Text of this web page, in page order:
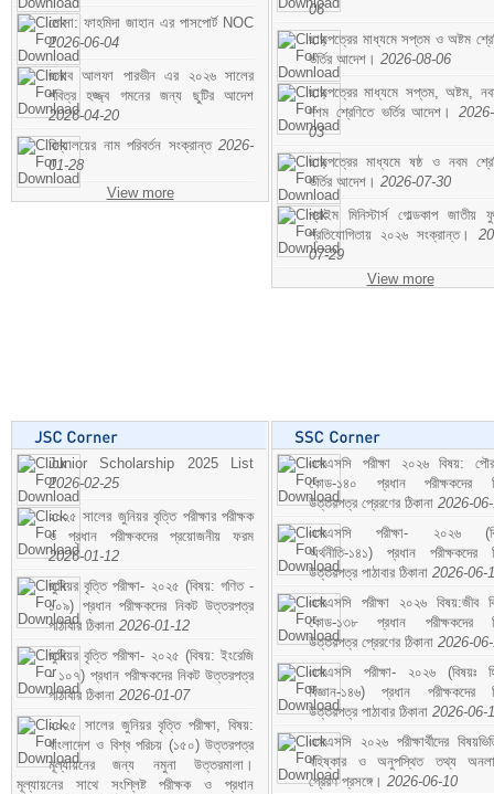
মোসা: ফাহমিদা জাহান এর পাসপোর্ট NOC
2026-06-04
জনাব আলফা পারভীন এর ২০২৬ সালের
পবিত্র হজ্জ্ব গমনের জন্য ছুটির আদেশ
2026-04-20
বিদ্যালয়ের নাম পরিবর্তন সংক্রান্ত 2026-
01-28
View more
06
ছাড়পত্রের মাধ্যমে সপ্তম ও অষ্টম
ভর্তির আদেশ। 2026-08-06
ছাড়পত্রের মাধ্যমে সপ্তম, অষ্টম,
দশম শ্রেণিতে ভর্তির আদেশ।
03
ছাড়পত্রের মাধ্যমে ষষ্ঠ ও নবম
ভর্তির আদেশ। 2026-07-30
প্রাইম মিনিস্টার্স গোল্ডকাপ জাতীয়
প্রতিযোগিতায় ২০২৬ সংক্রান্ত।
07-29
View more
Junior Scholarship 2025 List
2026-02-25
২০২৫ সালের জুনিয়র বৃত্তি পরীক্ষার পরীক্ষক
ও প্রধান পরীক্ষকদের প্রয়োজনীয় ফরম
2026-01-12
জুনিয়র বৃত্তি পরীক্ষা- ২০২৫ (বিষয়: গণিত -
১০৯) প্রধান পরীক্ষকদের নিকট উত্তরপত্র
পাঠাবার ঠিকানা 2026-01-12
জুনিয়র বৃত্তি পরীক্ষা- ২০২৫ (বিষয়: ইংরেজি
- ১০৭) প্রধান পরীক্ষকদের নিকট উত্তরপত্র
পাঠাবার ঠিকানা 2026-01-07
২০২৫ সালের জুনিয়র বৃত্তি পরীক্ষা, বিষয়:
বাংলাদেশ ও বিশ্ব পরিচয় (১৫০) উত্তরপত্র
মূল্যায়নের জন্য নমুনা উত্তরমালা।
মূল্যায়নের সাথে সংশ্লিষ্ট পরীক্ষক ও প্রধান
এসএসসি পরীক্ষা ২০২৬ বিষয়:
কোড-১৪০ প্রধান পরীক্ষকদের
উত্তরপত্র প্রেরণের ঠিকানা 2026-
এসএসসি পরীক্ষা- ২০২৬
অর্থনীতি-১৪১) প্রধান পরীক্ষকদের
উত্তরপত্র পাঠাবার ঠিকানা 2026-06-
এসএসসি পরীক্ষা ২০২৬ বিষয়:জীব
কোড-১৩৮ প্রধান পরীক্ষকদের
উত্তরপত্র প্রেরণের ঠিকানা 2026-
এসএসসি পরীক্ষা- ২০২৬ (বিষয়ঃ
বিজ্ঞান-১৪৬) প্রধান পরীক্ষকদের
উত্তরপত্র পাঠাবার ঠিকানা 2026-06-
এসএসসি ২০২৬ পরীক্ষার্থীদের
বহিষ্কার ও অনুপস্থিত তথ্য
প্রেরণ প্রসঙ্গে। 2026-06-10